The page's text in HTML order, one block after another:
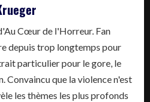
Cœur de l'Horreur. Fan
depuis trop longtemps pour
particulier pour le gore, le
Convaincu que la violence n'est
les thèmes les plus profonds